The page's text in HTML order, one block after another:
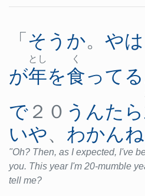
「 そう か。 やは
が
とし
年を
く
食ってる
で ２０ うんたら
いや、 わかん
"Oh? Then, as I expected, I've
you. This year I'm 20-mumble
tell me?